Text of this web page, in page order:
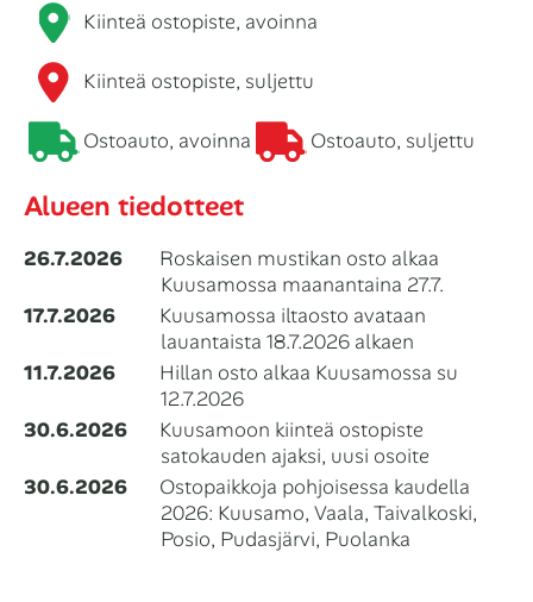
Kiinteä ostopiste, avoinna
Kiinteä ostopiste, suljettu
Ostoauto, avoinna Ostoauto, suljettu
Alueen tiedotteet
26.7.2026
Roskaisen mustikan osto alkaa
Kuusamossa maanantaina 27.7.
17.7.2026
Kuusamossa iltaosto avataan
lauantaista 18.7.2026 alkaen
11.7.2026
Hillan osto alkaa Kuusamossa su
12.7.2026
30.6.2026
Kuusamoon kiinteä ostopiste
satokauden ajaksi, uusi osoite
30.6.2026
Ostopaikkoja pohjoisessa kaudella
2026: Kuusamo, Vaala, Taivalkoski,
Posio, Pudasjärvi, Puolanka